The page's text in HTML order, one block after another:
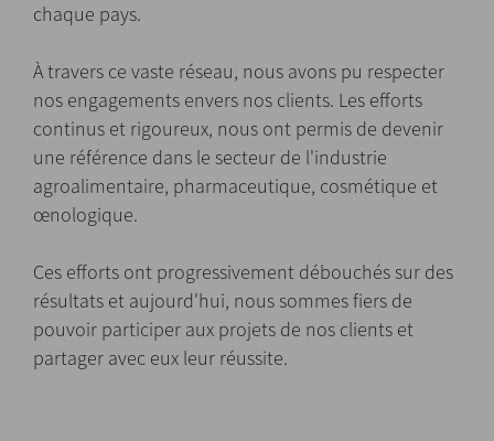
chaque pays.
À travers ce vaste réseau, nous avons pu respecter
nos engagements envers nos clients. Les efforts
continus et rigoureux, nous ont permis de devenir
une référence dans le secteur de l'industrie
agroalimentaire, pharmaceutique, cosmétique et
œnologique.
Ces efforts ont progressivement débouchés sur des
résultats et aujourd'hui, nous sommes fiers de
pouvoir participer aux projets de nos clients et
partager avec eux leur réussite.